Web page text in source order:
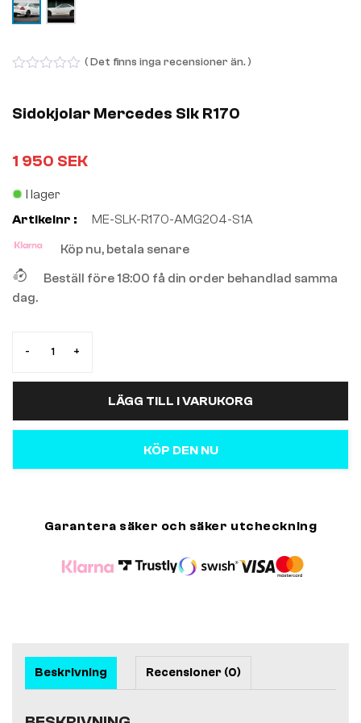
of
5
( Det finns inga recensioner än. )
Sidokjolar Mercedes Slk R170
1 950 SEK
I lager
Artikelnr :
ME-SLK-R170-AMG204-S1A
Köp nu, betala senare
Beställ före 18:00 få din order behandlad samma
dag.
- +
LÄGG TILL I VARUKORG
KÖP DEN NU
Garantera säker och säker utcheckning
Beskrivning Recensioner (0)